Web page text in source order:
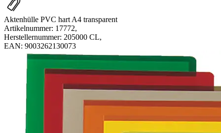
Aktenhülle PVC hart A4 transparent
Artikelnummer: 17772,
Herstellernummer: 205000 CL,
EAN: 9003262130073